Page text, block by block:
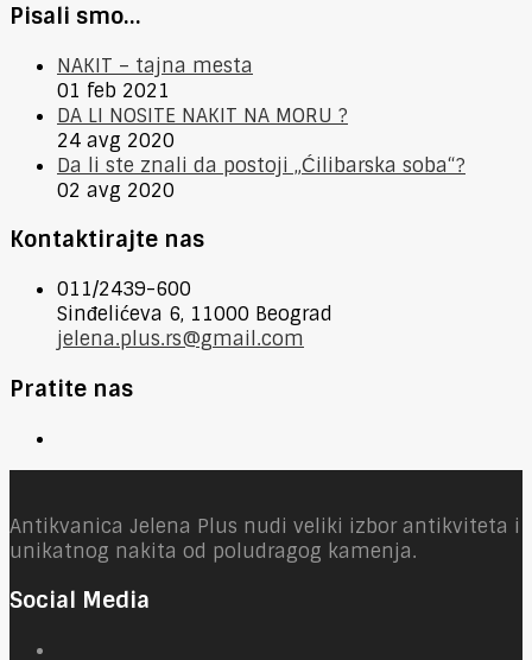
Pisali smo…
NAKIT – tajna mesta
01 feb 2021
DA LI NOSITE NAKIT NA MORU ?
24 avg 2020
Da li ste znali da postoji „Ćilibarska soba“?
02 avg 2020
Kontaktirajte nas
011/2439-600
Sinđelićeva 6, 11000 Beograd
jelena.plus.rs@gmail.com
Pratite nas
Antikvanica Jelena Plus nudi veliki izbor antikviteta i
unikatnog nakita od poludragog kamenja.
Social Media